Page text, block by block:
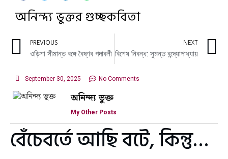
অনিন্দ্য ভুক্তর গুচ্ছকবিতা
PREVIOUS
ওড়িশা সীমান্ত বঙ্গে বৈষ্ণব পদাবলী
NEXT
বিশেষ নিবন্ধ: সুমন্ত বন্দ্যোপাধ্যায়
September 30, 2025 No Comments
অনিন্দ্য ভুক্ত
My Other Posts
বেঁচেবর্তে আছি বটে, কিন্তু…